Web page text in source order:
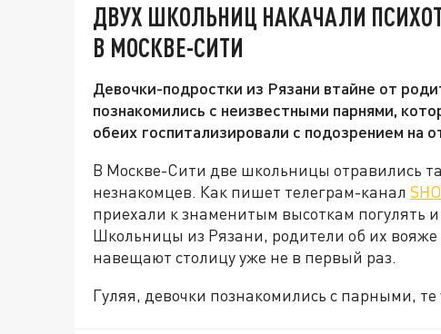
ДВУХ ШКОЛЬНИЦ НАКАЧАЛИ
В МОСКВЕ-СИТИ
Девочки-подростки из Рязани втайне от
познакомились с неизвестными парнями,
обеих госпитализировали с подозрением на
В Москве-Сити две школьницы отравились
незнакомцев. Как пишет телеграм-канал
приехали к знаменитым высоткам погулять
Школьницы из Рязани, родители об их вояже
навещают столицу уже не в первый раз.
Гуляя, девочки познакомились с парными, те